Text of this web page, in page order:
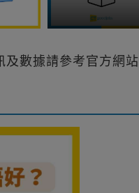
數據請參考官方網站